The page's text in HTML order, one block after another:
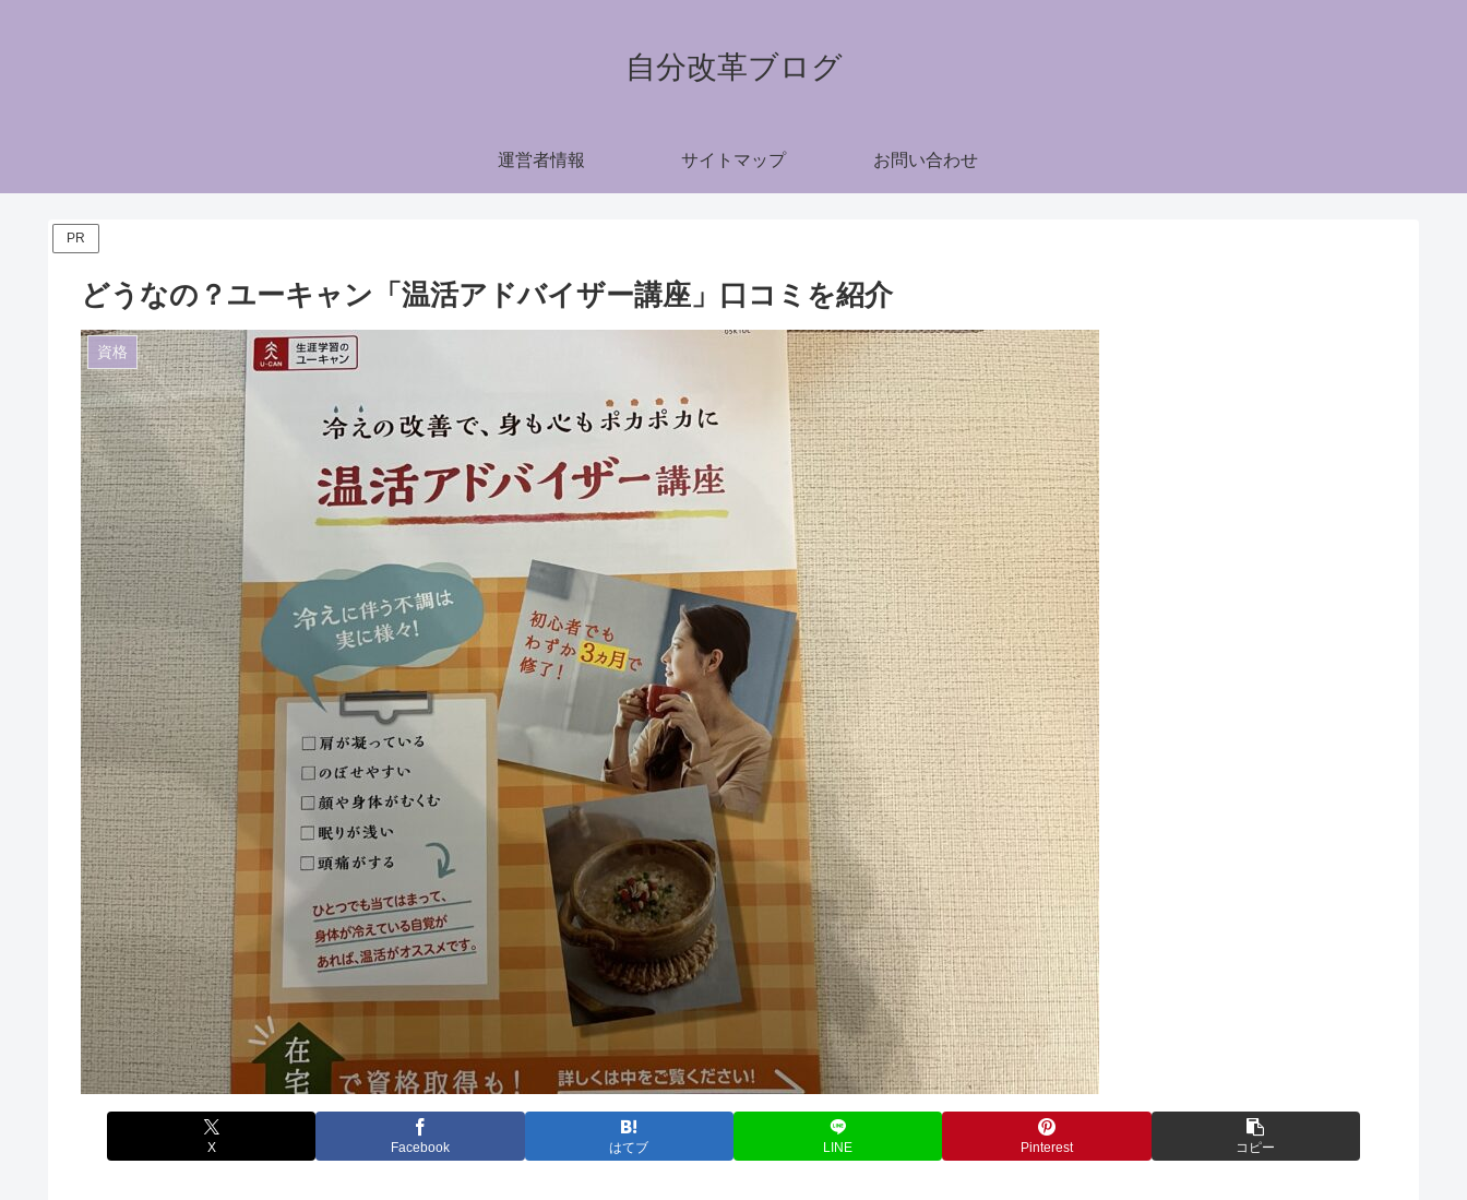
自分改革ブログ
運営者情報 サイトマップ お問い合わせ
PR
どうなの？ユーキャン「温活アドバイザー講座」口コミを紹介
資格
X Facebook はてブ LINE Pinterest コピー